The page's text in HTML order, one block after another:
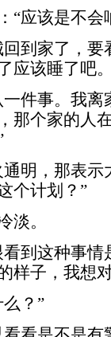
“应该是不会
回到家了，
应该睡了吧
一件事。我
那个家的人
通明，那表
个计划？”
淡。
看到这种事
样子，我想
？”